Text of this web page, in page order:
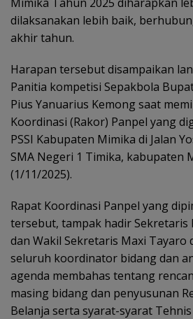
dilaksanakan lebih baik,
akhir tahun.
Harapan tersebut disampaikan
Panitia kompetisi Sepakbola
Pius Yanuarius Kemong saat
Koordinasi (Rakor) Panpel yang
PSSI Kabupaten Mimika di Jalan
SMA Negeri 1 Timika, kabupaten
(1/11/2025).
Rapat Koordinasi Panpel yang
tersebut, tampak hadir Sekretaris
dan Wakil Sekretaris Maxi Tayaro
seluruh koordinator bidang dan
agenda membahas tentang
masing bidang dan penyusunan
Belanja serta syarat-syarat